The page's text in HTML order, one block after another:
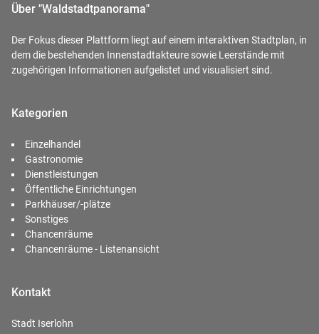
Über "Waldstadtpanorama"
Der Fokus dieser Plattform liegt auf einem interaktiven Stadtplan, in
dem die bestehenden Innenstadtakteure sowie Leerstände mit
zugehörigen Informationen aufgelistet und visualisiert sind.
Kategorien
Einzelhandel
Gastronomie
Dienstleistungen
Öffentliche Einrichtungen
Parkhäuser/-plätze
Sonstiges
Chancenräume
Chancenräume - Listenansicht
Kontakt
Stadt Iserlohn